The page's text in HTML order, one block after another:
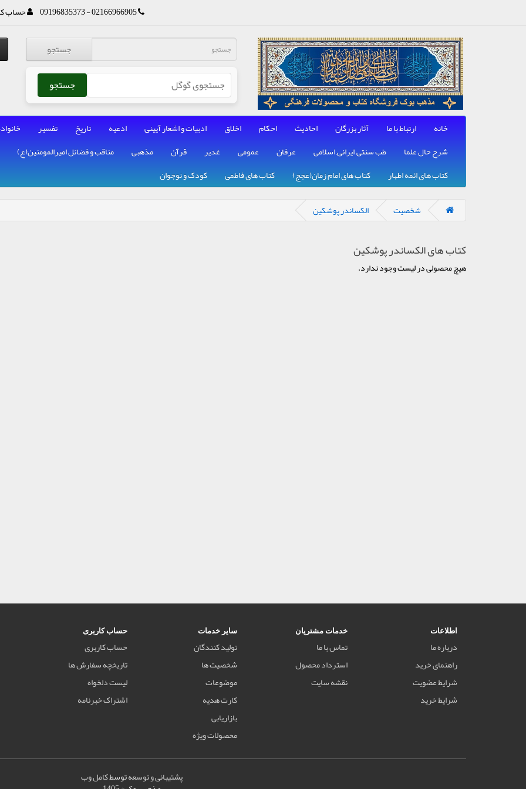
02166966905 - 09196835373 حساب
جستجو
جستجو
خانه ارتباط با ما آثار بزرگان احادیث احکام اخلاق ادبیات و اشعار آیینی ادعیه تاریخ تفسیر
شرح حال علما
طب سنتی, ایرانی, اسلامی عرفان عمومی غدیر قرآن مذهبی مناقب و فضائل امیرالمومنین(ع)
کتاب های ائمه اطهار
کتاب های امام زمان(عجج) کتاب های فاطمی کودک و نوجوان
شخصیت الکساندر پوشکین
کتاب های الکساندر پوشکین
هیچ محصولی در لیست وجود ندارد.
اطلاعات
درباره ما
راهنمای خرید
شرایط عضویت
شرایط خرید
خدمات مشتریان
تماس با ما
استرداد محصول
نقشه سایت
سایر خدمات
تولید کنندگان
شخصیت ها
موضوعات
کارت هدیه
بازاریابی
محصولات ویژه
حساب کاربری
حساب کاربری
تاریخچه سفارش ها
لیست دلخواه
اشتراک خبرنامه
پشتیبانی و توسعهتوسطکامل وب